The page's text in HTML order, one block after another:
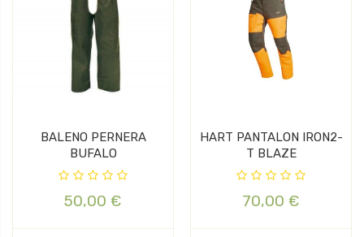
BALENO PERNERA
BUFALO
50,00 €
HART PANTALON IRON2-
T BLAZE
70,00 €